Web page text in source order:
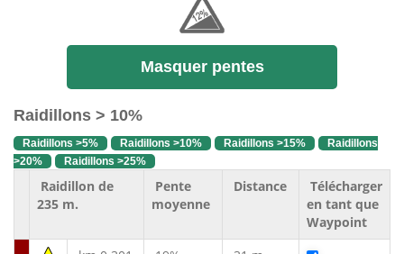
Masquer pentes
Raidillons > 10%
Raidillons >5% Raidillons >10% Raidillons >15%
Raidillons
>20%
Raidillons >25%
Raidillon de
235 m.
Pente
moyenne
Distance
Télécharger
en tant que
Waypoint